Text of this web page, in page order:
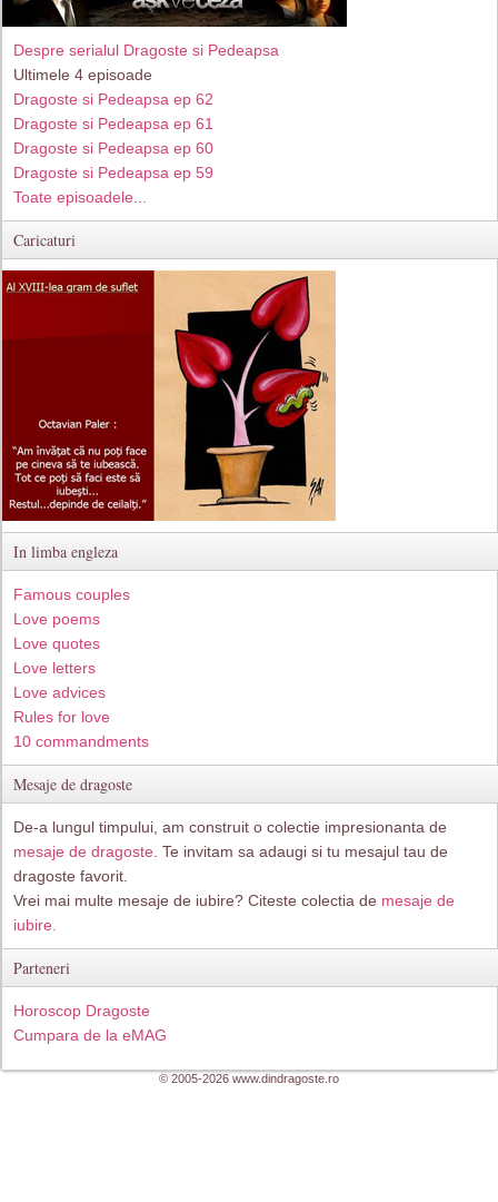
Despre serialul Dragoste si Pedeapsa
Ultimele 4 episoade
Dragoste si Pedeapsa ep 62
Dragoste si Pedeapsa ep 61
Dragoste si Pedeapsa ep 60
Dragoste si Pedeapsa ep 59
Toate episoadele...
Caricaturi
In limba engleza
Famous couples
Love poems
Love quotes
Love letters
Love advices
Rules for love
10 commandments
Mesaje de dragoste
De-a lungul timpului, am construit o colectie impresionanta de
mesaje de dragoste . Te invitam sa adaugi si tu mesajul tau de
dragoste favorit.
Vrei mai multe mesaje de iubire? Citeste colectia de mesaje de
iubire.
Parteneri
Horoscop Dragoste
Cumpara de la eMAG
© 2005-2026 www.dindragoste.ro